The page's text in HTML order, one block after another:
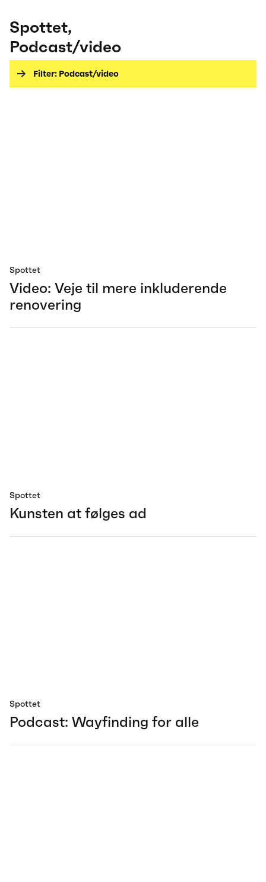
Spottet,
Podcast/video
Filter: Podcast/video
Spottet
Video: Veje til mere inkluderende
renovering
Spottet
Kunsten at følges ad
Spottet
Podcast: Wayfinding for alle